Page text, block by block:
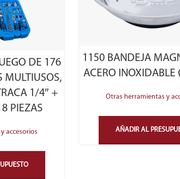
DE 176
MULTIUSOS,
1/4″ +
PIEZAS
accesorios
1150 BANDEJA
ACERO
Otras herramientas y
AÑADIR AL